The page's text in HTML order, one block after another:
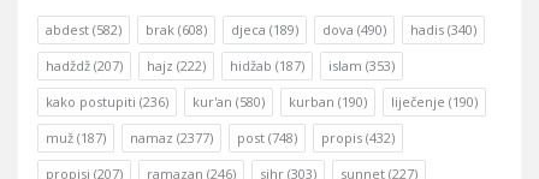
abdest (582) brak (608) djeca (189) dova (490) hadis (340)
hadždž (207) hajz (222) hidžab (187) islam (353)
kako postupiti (236) kur'an (580) kurban (190) liječenje (190)
muž (187) namaz (2377) post (748) propis (432)
propisi (207) ramazan (246) sihr (303) sunnet (227)